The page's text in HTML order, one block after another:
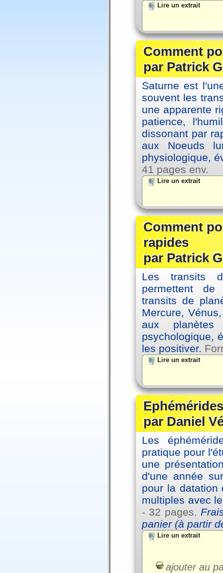
Lire un extrait
Comment
par Patrick
Saturne est
souvent les
une apparente
patience,
dissonant par
aux Noeuds
physiologique,
41 pages env.
Lire un extrait
Comment
rapides
par Patrick
Les transits
permettent de
transits de
Mercure,
aux
psychologique,
les positiver.
Lire un extrait
par Daniel
Les
pratique pour
une
d'une année
pour la datation
multiples avec
- 32 pages.
panier (à partir
Lire un extrait
ajouter au